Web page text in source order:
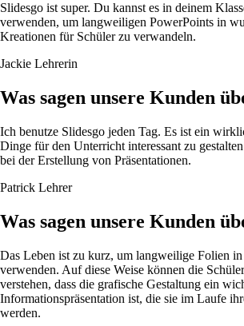
Slidesgo ist super. Du kannst es in deinem
verwenden, um langweiligen PowerPoints in
Kreationen für Schüler zu verwandeln.
Jackie Lehrerin
Was sagen unsere Kunden
Ich benutze Slidesgo jeden Tag. Es ist ein
Dinge für den Unterricht interessant zu
bei der Erstellung von Präsentationen.
Patrick Lehrer
Was sagen unsere Kunden
Das Leben ist zu kurz, um langweilige Folien in
verwenden. Auf diese Weise können die
verstehen, dass die grafische Gestaltung ein
Informationspräsentation ist, die sie im Laufe
werden.